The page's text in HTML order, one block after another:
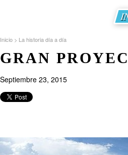
GRAN
Inicio > La historia día a día
Septiembre 23, 2015